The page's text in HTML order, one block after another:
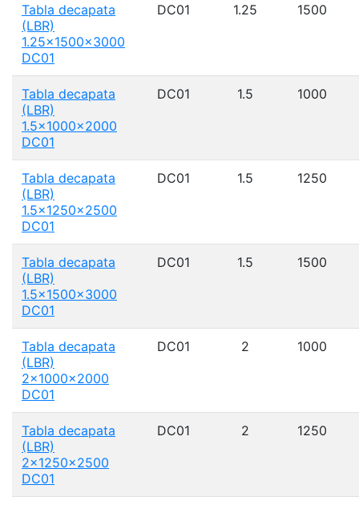
Tabla decapata
(LBR)
1.25x1500x3000
DC01
DC01 1.25 1500
Tabla decapata
(LBR)
1.5x1000x2000
DC01
DC01 1.5 1000
Tabla decapata
(LBR)
1.5x1250x2500
DC01
DC01 1.5 1250
Tabla decapata
(LBR)
1.5x1500x3000
DC01
DC01 1.5 1500
Tabla decapata
(LBR)
2x1000x2000
DC01
DC01 2 1000
Tabla decapata
(LBR)
2x1250x2500
DC01
DC01 2 1250